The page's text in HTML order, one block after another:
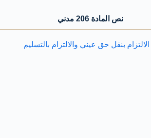
نص المادة 206 مدني